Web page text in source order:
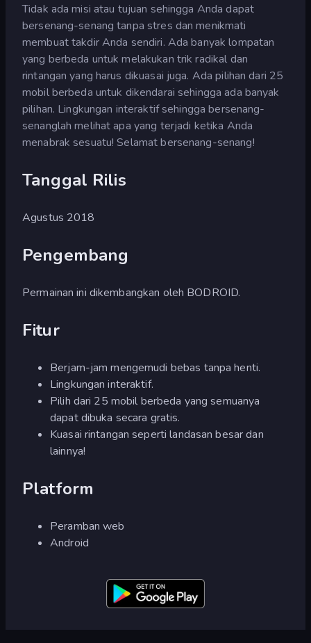
Tidak ada misi atau tujuan sehingga Anda dapat
bersenang-senang tanpa stres dan menikmati
membuat takdir Anda sendiri. Ada banyak lompatan
yang berbeda untuk melakukan trik radikal dan
rintangan yang harus dikuasai juga. Ada pilihan dari 25
mobil berbeda untuk dikendarai sehingga ada banyak
pilihan. Lingkungan interaktif sehingga bersenang-
senanglah melihat apa yang terjadi ketika Anda
menabrak sesuatu! Selamat bersenang-senang!
Tanggal Rilis
Agustus 2018
Pengembang
Permainan ini dikembangkan oleh BODROID.
Fitur
Berjam-jam mengemudi bebas tanpa henti.
Lingkungan interaktif.
Pilih dari 25 mobil berbeda yang semuanya
dapat dibuka secara gratis.
Kuasai rintangan seperti landasan besar dan
lainnya!
Platform
Peramban web
Android